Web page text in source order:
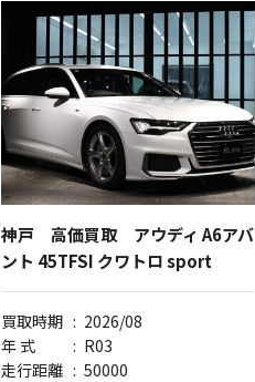
神戸 高価買取 アウディ A6アバ
ント 45TFSI クワトロ sport
買取時期 : 2026/08
年 式
: R03
走行距離 : 50000